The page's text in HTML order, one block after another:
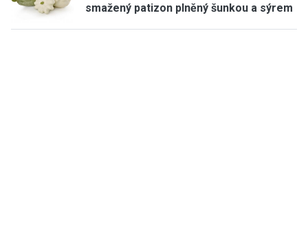
smažený patizon plněný šunkou a sýrem